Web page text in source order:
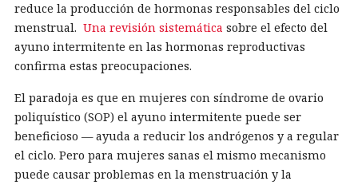
reduce la producción de hormonas responsables del ciclo
menstrual. Una revisión sistemática sobre el efecto del
ayuno intermitente en las hormonas reproductivas
confirma estas preocupaciones.
El paradoja es que en mujeres con síndrome de ovario
poliquístico (SOP) el ayuno intermitente puede ser
beneficioso — ayuda a reducir los andrógenos y a regular
el ciclo. Pero para mujeres sanas el mismo mecanismo
puede causar problemas en la menstruación y la